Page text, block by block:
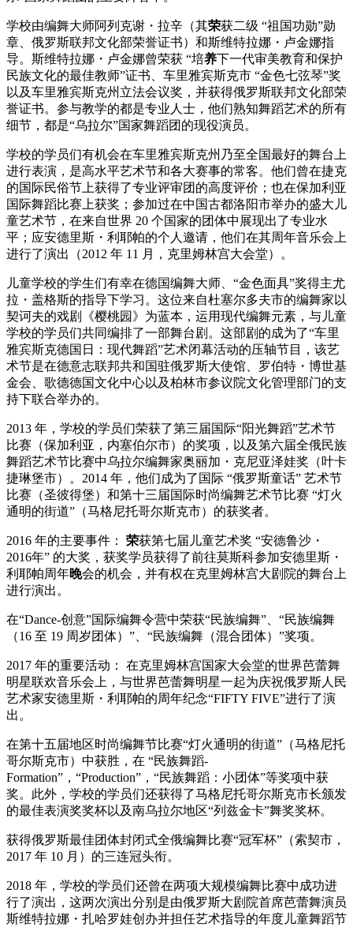
学校由编舞大师阿列克谢・拉辛（其荣获二级 “祖国功勋”勋
章、俄罗斯联邦文化部荣誉证书）和斯维特拉娜・卢金娜指
导。斯维特拉娜・卢金娜曾荣获 “培养下一代审美教育和保护
民族文化的最佳教师”证书、车里雅宾斯克市 “金色七弦琴”奖
以及车里雅宾斯克州立法会议奖，并获得俄罗斯联邦文化部荣
誉证书。参与教学的都是专业人士，他们熟知舞蹈艺术的所有
细节，都是“乌拉尔”国家舞蹈团的现役演员。
学校的学员们有机会在车里雅宾斯克州乃至全国最好的舞台上
进行表演，是高水平艺术节和各大赛事的常客。他们曾在捷克
的国际民俗节上获得了专业评审团的高度评价；也在保加利亚
国际舞蹈比赛上获奖；参加过在中国古都洛阳市举办的盛大儿
童艺术节，在来自世界 20 个国家的团体中展现出了专业水
平；应安德里斯・利耶帕的个人邀请，他们在其周年音乐会上
进行了演出（2012 年 11 月，克里姆林宫大会堂）。
儿童学校的学生们有幸在德国编舞大师、“金色面具”奖得主尤
拉・盖格斯的指导下学习。这位来自杜塞尔多夫市的编舞家以
契诃夫的戏剧《樱桃园》为蓝本，运用现代编舞元素，与儿童
学校的学员们共同编排了一部舞台剧。这部剧的成为了“车里
雅宾斯克德国日：现代舞蹈”艺术闭幕活动的压轴节目，该艺
术节是在德意志联邦共和国驻俄罗斯大使馆、罗伯特・博世基
金会、歌德德国文化中心以及柏林市参议院文化管理部门的支
持下联合举办的。
2013 年，学校的学员们荣获了第三届国际“阳光舞蹈”艺术节
比赛（保加利亚，内塞伯尔市）的奖项，以及第六届全俄民族
舞蹈艺术节比赛中乌拉尔编舞家奥丽加・克尼亚泽娃奖（叶卡
捷琳堡市）。2014 年，他们成为了国际 “俄罗斯童话” 艺术节
比赛（圣彼得堡）和第十三届国际时尚编舞艺术节比赛 “灯火
通明的街道”（马格尼托哥尔斯克市）的获奖者。
2016 年的主要事件： 荣获第七届儿童艺术奖 “安德鲁沙・
2016年” 的大奖，获奖学员获得了前往莫斯科参加安德里斯・
利耶帕周年晚会的机会，并有权在克里姆林宫大剧院的舞台上
进行演出。
在“Dance-创意”国际编舞令营中荣获“民族编舞”、“民族编舞
（16 至 19 周岁团体）”、“民族编舞（混合团体）”奖项。
2017 年的重要活动： 在克里姆林宫国家大会堂的世界芭蕾舞
明星联欢音乐会上，与世界芭蕾舞明星一起为庆祝俄罗斯人民
艺术家安德里斯・利耶帕的周年纪念“FIFTY FIVE”进行了演
出。
在第十五届地区时尚编舞节比赛“灯火通明的街道”（马格尼托
哥尔斯克市）中获胜，在 “民族舞蹈-
Formation”，“Produсtion”，“民族舞蹈：小团体”等奖项中获
奖。此外，学校的学员们还获得了马格尼托哥尔斯克市长颁发
的最佳表演奖奖杯以及南乌拉尔地区“列兹金卡”舞奖奖杯。
获得俄罗斯最佳团体封闭式全俄编舞比赛“冠军杯”（索契市，
2017 年 10 月）的三连冠头衔。
2018 年，学校的学员们还曾在两项大规模编舞比赛中成功进
行了演出，这两次演出分别是由俄罗斯大剧院首席芭蕾舞演员
斯维特拉娜・扎哈罗娃创办并担任艺术指导的年度儿童舞蹈节